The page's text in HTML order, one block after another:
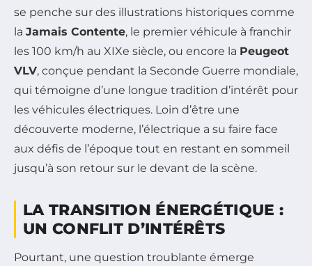
se penche sur des illustrations historiques comme
la Jamais Contente, le premier véhicule à franchir
les 100 km/h au XIXe siècle, ou encore la Peugeot
VLV, conçue pendant la Seconde Guerre mondiale,
qui témoigne d’une longue tradition d’intérêt pour
les véhicules électriques. Loin d’être une
découverte moderne, l’électrique a su faire face
aux défis de l’époque tout en restant en sommeil
jusqu’à son retour sur le devant de la scène.
LA TRANSITION ÉNERGÉTIQUE :
UN CONFLIT D’INTÉRÊTS
Pourtant, une question troublante émerge